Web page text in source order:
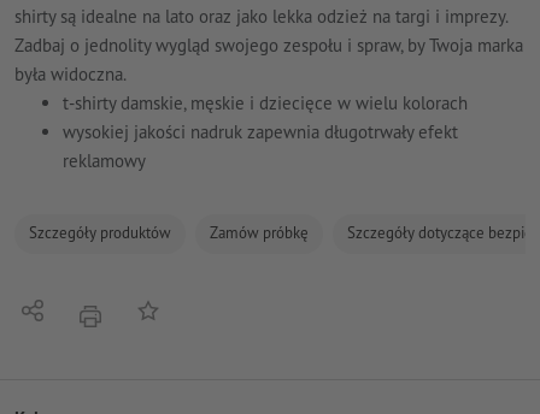
shirty są idealne na lato oraz jako lekka odzież na targi i imprezy.
Zadbaj o jednolity wygląd swojego zespołu i spraw, by Twoja marka
była widoczna.
t-shirty damskie, męskie i dziecięce w wielu kolorach
wysokiej jakości nadruk zapewnia długotrwały efekt
reklamowy
Szczegóły produktów Zamów próbkę Szczegóły dotyczące
UdostępnijNacisnąćDo listy obserwowanych